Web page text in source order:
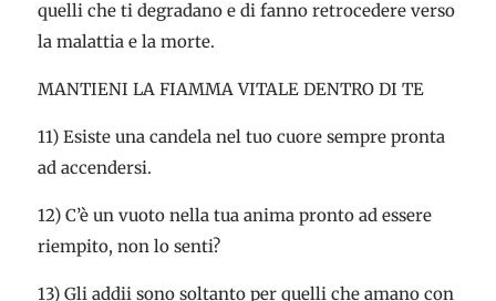
quelli che ti degradano e di fanno retrocedere verso
la malattia e la morte.
MANTIENI LA FIAMMA VITALE DENTRO DI TE
11) Esiste una candela nel tuo cuore sempre pronta
ad accendersi.
12) C’è un vuoto nella tua anima pronto ad essere
riempito, non lo senti?
13) Gli addii sono soltanto per quelli che amano con